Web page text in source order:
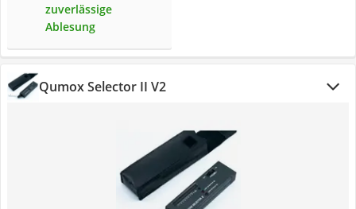
zuverlässige
Ablesung
Qumox Selector II V2